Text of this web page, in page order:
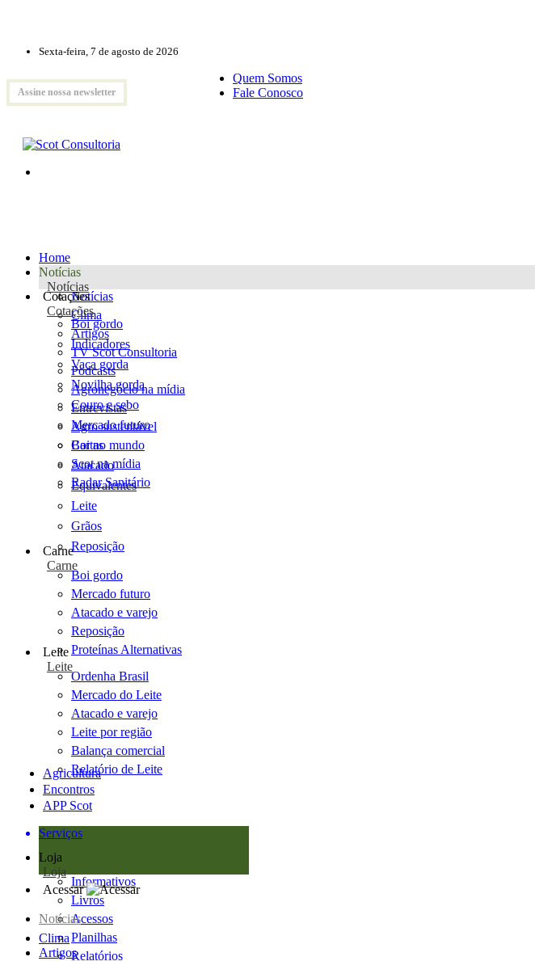
Sexta-feira, 7 de agosto de 2026
Assine nossa newsletter
Quem Somos
Fale Conosco
Home
Notícias
Notícias
Notícias
Clima
Artigos
TV Scot Consultoria
Podcasts
Agronegócio na mídia
Entrevistas
Agro sustentável
Cartas
Scot na mídia
Radar Sanitário
Cotações
Cotações
Boi gordo
Indicadores
Vaca gorda
Novilha gorda
Couro e sebo
Mercado futuro
Boi no mundo
Atacado
Equivalentes
Leite
Grãos
Reposição
Carne
Carne
Boi gordo
Mercado futuro
Atacado e varejo
Reposição
Proteínas Alternativas
Leite
Leite
Ordenha Brasil
Mercado do Leite
Atacado e varejo
Leite por região
Balança comercial
Relatório de Leite
Agricultura
Encontros
APP Scot
Serviços
Loja
Loja
Informativos
Livros
Acessos
Planilhas
Relatórios
Acessar
Notícias
Clima
Artigos